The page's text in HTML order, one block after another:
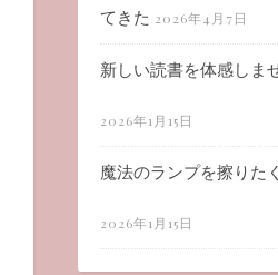
てきた 2026年4月7日
新しい読書を体感しま
2026年1月15日
魔法のランプを擦りた
2026年1月15日